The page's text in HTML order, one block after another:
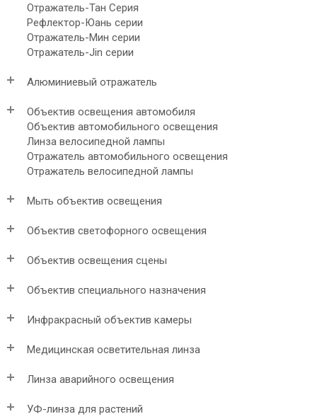
Отражатель-Тан Серия
Рефлектор-Юань серии
Отражатель-Мин серии
Отражатель-Jin серии
Алюминиевый отражатель
Объектив освещения автомобиля
Объектив автомобильного освещения
Линза велосипедной лампы
Отражатель автомобильного освещения
Отражатель велосипедной лампы
Мыть объектив освещения
Объектив светофорного освещения
Объектив освещения сцены
Объектив специального назначения
Инфракрасный объектив камеры
Медицинская осветительная линза
Линза аварийного освещения
УФ-линза для растений